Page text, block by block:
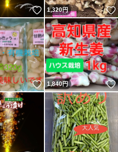
いいね！
1,320円
いいね！
1,840円